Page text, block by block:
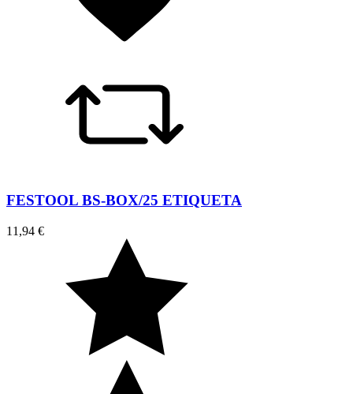
FESTOOL BS-BOX/25 ETIQUETA
11,94 €